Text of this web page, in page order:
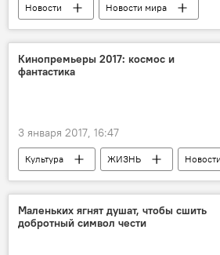
Новости
Новости мира
Теракт в ночном клубе в Стамбуле
Кинопремьеры 2017: космос и
фантастика
3 января 2017, 16:47
Культура ЖИЗНЬ
Новости
Новости мира
Маленьких ягнят душат, чтобы сшить
добротный символ чести